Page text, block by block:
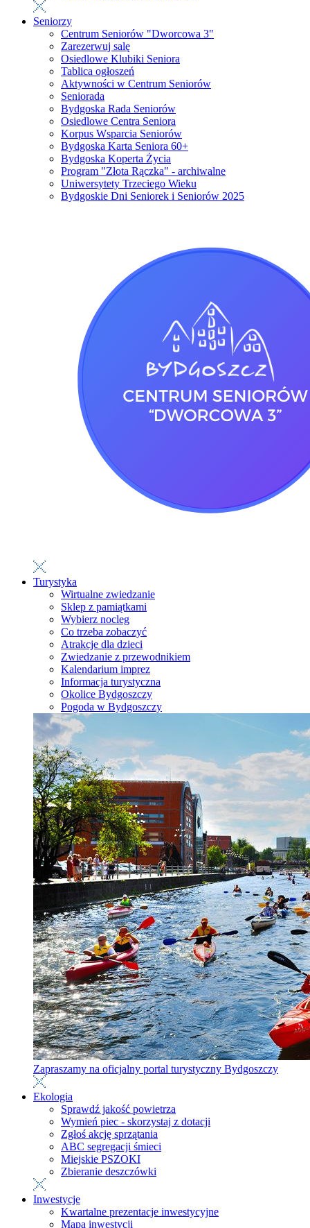
Seniorzy
Centrum Seniorów "Dworcowa 3"
Zarezerwuj salę
Osiedlowe Klubiki Seniora
Tablica ogłoszeń
Aktywności w Centrum Seniorów
Seniorada
Bydgoska Rada Seniorów
Osiedlowe Centra Seniora
Korpus Wsparcia Seniorów
Bydgoska Karta Seniora 60+
Bydgoska Koperta Życia
Program "Złota Rączka" - archiwalne
Uniwersytety Trzeciego Wieku
Bydgoskie Dni Seniorek i Seniorów 2025
Turystyka
Wirtualne zwiedzanie
Sklep z pamiątkami
Wybierz nocleg
Co trzeba zobaczyć
Atrakcje dla dzieci
Zwiedzanie z przewodnikiem
Kalendarium imprez
Informacja turystyczna
Okolice Bydgoszczy
Pogoda w Bydgoszczy
Zapraszamy na oficjalny portal turystyczny Bydgoszczy
Ekologia
Sprawdź jakość powietrza
Wymień piec - skorzystaj z dotacji
Zgłoś akcję sprzątania
ABC segregacji śmieci
Miejskie PSZOKI
Zbieranie deszczówki
Inwestycje
Kwartalne prezentacje inwestycyjne
Mapa inwestycji